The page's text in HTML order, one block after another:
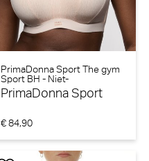
PrimaDonna Sport The gym
Sport BH - Niet-
voorgevormd (Venus)
PrimaDonna Sport
€ 84,90